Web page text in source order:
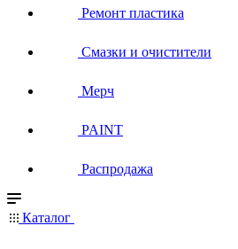
Ремонт пластика
Смазки и очистители
Мерч
PAINT
Распродажа
Каталог